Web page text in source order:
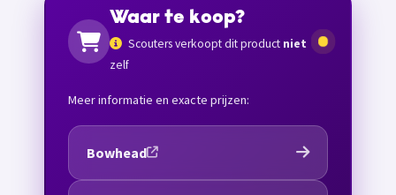
Waar te koop?
Scouters verkoopt dit product niet
zelf
Meer informatie en exacte prijzen:
Bowhead